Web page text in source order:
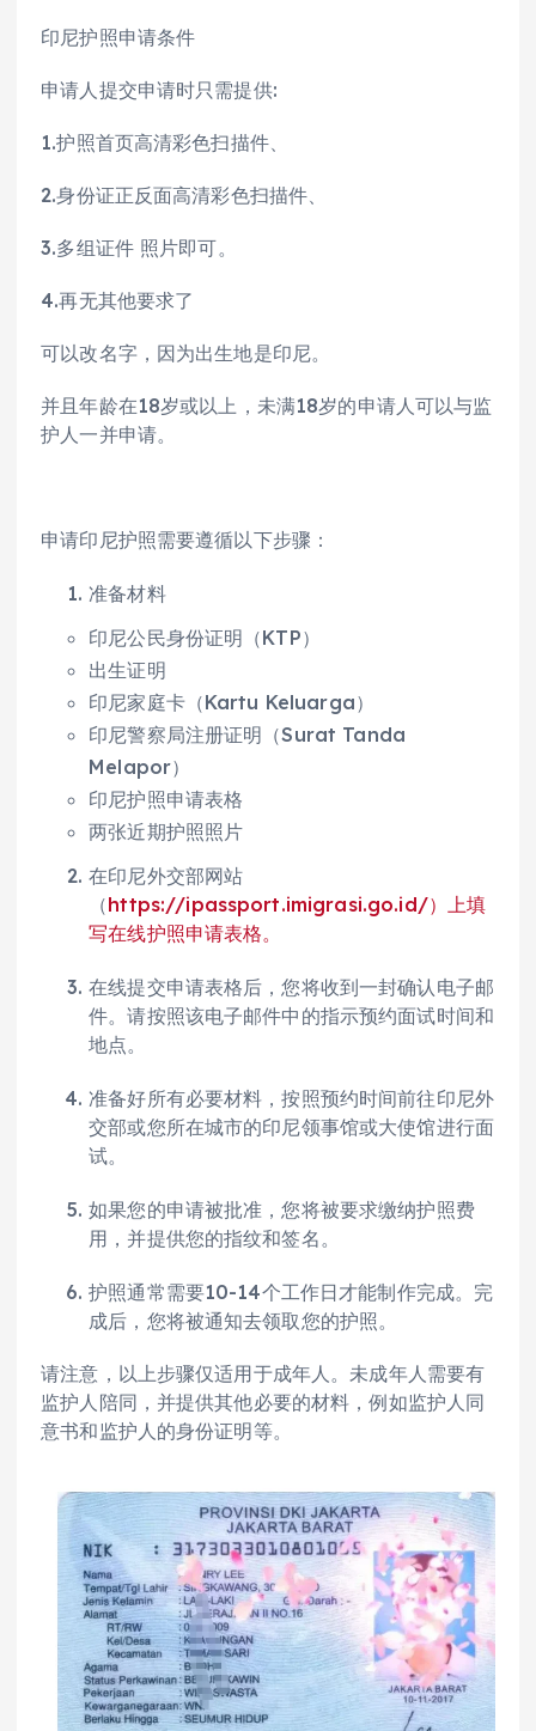
印尼护照申请条件
申请人提交申请时只需提供:
1.护照首页高清彩色扫描件、
2.身份证正反面高清彩色扫描件、
3.多组证件 照片即可。
4.再无其他要求了
可以改名字，因为出生地是印尼。
并且年龄在18岁或以上，未满18岁的申请人可以与监
护人一并申请。
申请印尼护照需要遵循以下步骤：
准备材料
印尼公民身份证明（KTP）
出生证明
印尼家庭卡（Kartu Keluarga）
印尼警察局注册证明（Surat Tanda
Melapor）
印尼护照申请表格
两张近期护照照片
在印尼外交部网站
（https://ipassport.imigrasi.go.id/）上填
写在线护照申请表格。
在线提交申请表格后，您将收到一封确认电子邮
件。请按照该电子邮件中的指示预约面试时间和
地点。
准备好所有必要材料，按照预约时间前往印尼外
交部或您所在城市的印尼领事馆或大使馆进行面
试。
如果您的申请被批准，您将被要求缴纳护照费
用，并提供您的指纹和签名。
护照通常需要10-14个工作日才能制作完成。完
成后，您将被通知去领取您的护照。
请注意，以上步骤仅适用于成年人。未成年人需要有
监护人陪同，并提供其他必要的材料，例如监护人同
意书和监护人的身份证明等。